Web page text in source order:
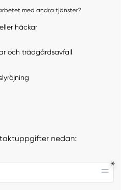
med andra tjänster?
häckar
och trädgårdsavfall
nedan: